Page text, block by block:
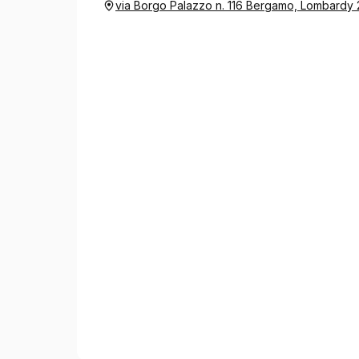
via Borgo Palazzo n. 116 Bergamo, Lombardy